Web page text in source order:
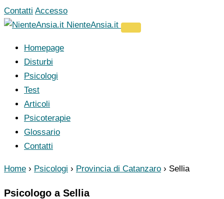
Vai
al
Contatti Accesso
NienteAnsia.it
Homepage
Disturbi
Psicologi
Test
Articoli
Psicoterapie
Glossario
Contatti
Home › Psicologi › Provincia di Catanzaro › Sellia
Psicologo a Sellia